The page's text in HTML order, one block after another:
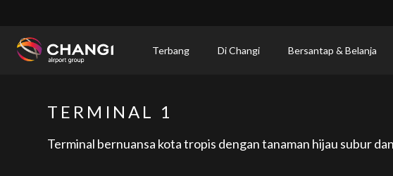
Terbang Di Changi Bersantap & Belanja
ChangiTERMINAL 1
Terminal bernuansa kota tropis dengan tanaman hijau subur